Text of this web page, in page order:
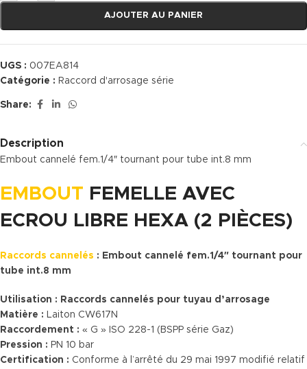
AJOUTER AU PANIER
UGS : 007EA814
Catégorie : Raccord d'arrosage série
Share:
Description
Embout cannelé fem.1/4″ tournant pour tube int.8 mm
EMBOUT FEMELLE AVEC
ECROU LIBRE HEXA (2 PIÈCES)
Raccords cannelés : Embout cannelé fem.1/4″ tournant pour
tube int.8 mm
Utilisation : Raccords cannelés pour tuyau d’arrosage
Matière : Laiton CW617N
Raccordement : « G » ISO 228-1 (BSPP série Gaz)
Pression : PN 10 bar
Certification : Conforme à l’arrêté du 29 mai 1997 modifié relatif